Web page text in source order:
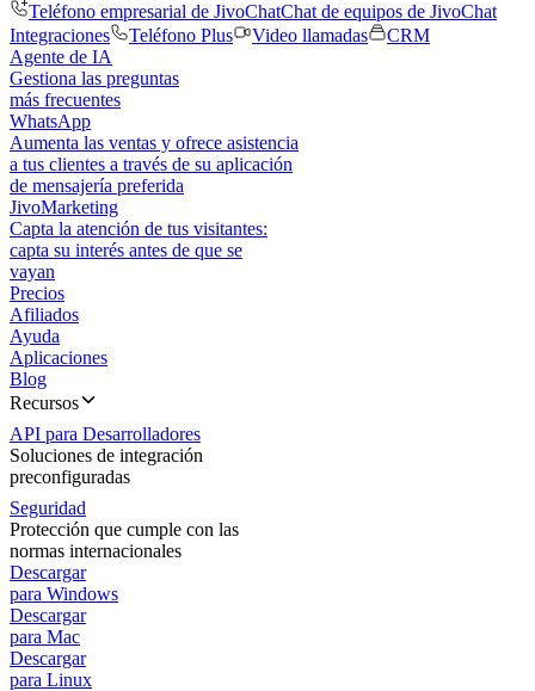
Teléfono empresarial de JivoChatChat de equipos de JivoChat
Integraciones
Teléfono Plus Video llamadas
CRM
Agente de IA
Gestiona las preguntas
más frecuentes
WhatsApp
Aumenta las ventas y ofrece asistencia
a tus clientes a través de su aplicación
de mensajería preferida
JivoMarketing
Capta la atención de tus visitantes:
capta su interés antes de que se
vayan
Precios
Afiliados
Ayuda
Aplicaciones
Blog
Recursos
API para Desarrolladores
Soluciones de integración
preconfiguradas
Seguridad
Protección que cumple con las
normas internacionales
Descargar
para Windows
Descargar
para Mac
Descargar
para Linux